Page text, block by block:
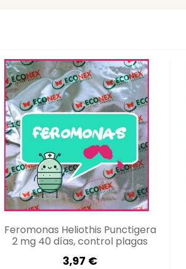
Feromonas Heliothis Punctigera
2 mg 40 días, control plagas
3,97 €